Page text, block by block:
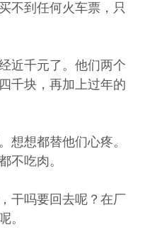
不到任何火车票，只
近千元了。他们两个
千块，再加上过年的
想想都替他们心疼。
不吃肉。
干吗要回去呢？在厂
。